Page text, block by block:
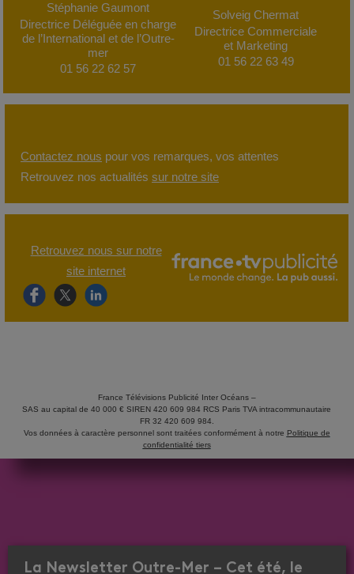
Stéphanie Gaumont
Directrice Déléguée en charge
de l’International et de l’Outre-
mer
01 56 22 62 57
Solveig Chermat
Directrice Commerciale
et Marketing
01 56 22 63 49
Contactez nous pour vos remarques, vos attentes
Retrouvez nos actualités sur notre site
Retrouvez nous sur notre
site internet
France Télévisions Publicité Inter Océans –
SAS au capital de 40 000 € SIREN 420 609 984 RCS Paris TVA intracommunautaire
FR 32 420 609 984.
Vos données à caractère personnel sont traitées conformément à notre Politique de
confidentialité tiers
La Newsletter Outre-Mer – Cet été, le